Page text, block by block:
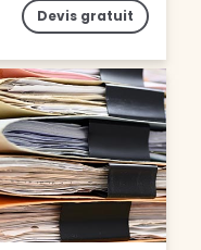
Devis gratuit